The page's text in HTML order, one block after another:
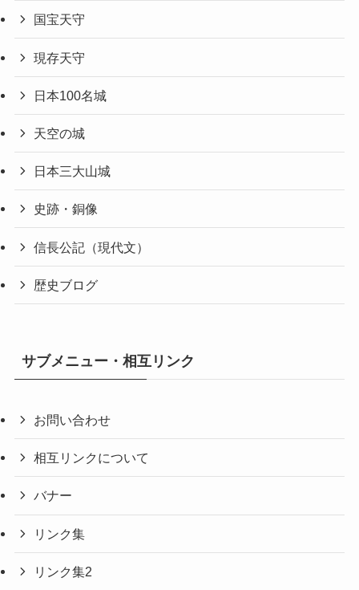
国宝天守
現存天守
日本100名城
天空の城
日本三大山城
史跡・銅像
信長公記（現代文）
歴史ブログ
サブメニュー・相互リンク
お問い合わせ
相互リンクについて
バナー
リンク集
リンク集2